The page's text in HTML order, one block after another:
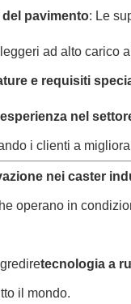
pavimento: Le
ad alto carico
e requisiti
nel
i clienti a
nei caster
operano in
tecnologia a
il mondo.